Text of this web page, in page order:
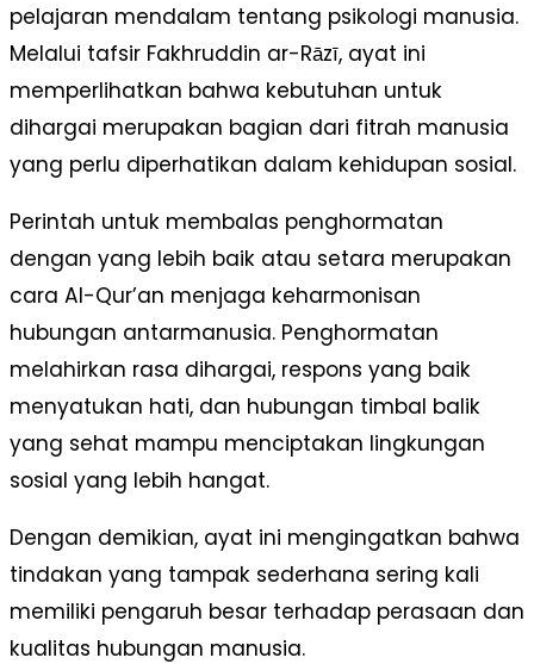
pelajaran mendalam tentang psikologi manusia.
Melalui tafsir Fakhruddin ar-Rāzī, ayat ini
memperlihatkan bahwa kebutuhan untuk
dihargai merupakan bagian dari fitrah manusia
yang perlu diperhatikan dalam kehidupan sosial.
Perintah untuk membalas penghormatan
dengan yang lebih baik atau setara merupakan
cara Al-Qur’an menjaga keharmonisan
hubungan antarmanusia. Penghormatan
melahirkan rasa dihargai, respons yang baik
menyatukan hati, dan hubungan timbal balik
yang sehat mampu menciptakan lingkungan
sosial yang lebih hangat.
Dengan demikian, ayat ini mengingatkan bahwa
tindakan yang tampak sederhana sering kali
memiliki pengaruh besar terhadap perasaan dan
kualitas hubungan manusia.